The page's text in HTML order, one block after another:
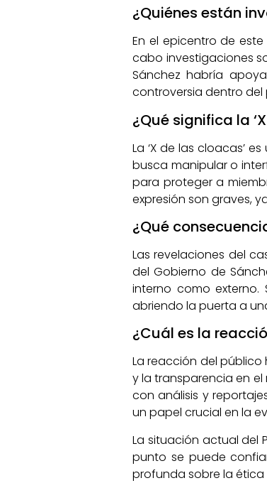
¿Quiénes están
En el epicentro de
cabo investigaciones
Sánchez habría
controversia dentro
¿Qué significa la
La ‘X de las cloacas’
busca manipular o
para proteger a
expresión son graves,
¿Qué
Las revelaciones del
del Gobierno de
interno como
abriendo la puerta a
¿Cuál es la
La reacción del público
y la transparencia en el
con análisis y
un papel crucial en la
La situación actual del
punto se puede
profunda sobre la